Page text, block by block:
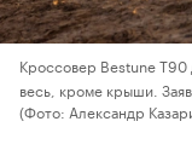
Кроссовер Bestune T90
весь, кроме крыши.
(Фото: Александр